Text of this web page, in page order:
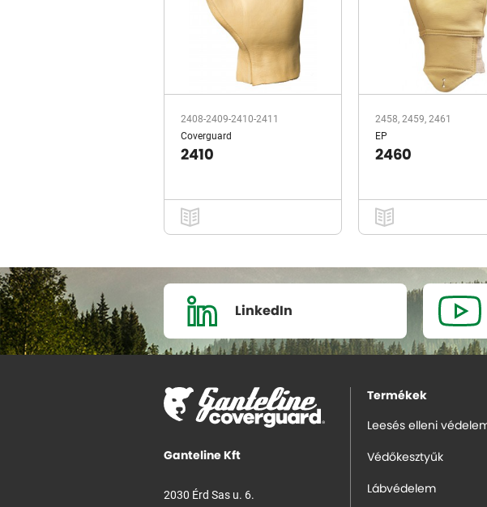
2408-2409-2410-2411
Coverguard
2410
2458, 2459, 2461
EP
2460
LinkedIn
Ganteline Kft
2030 Érd Sas u. 6.
Termékek
Leesés elleni
Védőkesztyűk
Lábvédelem